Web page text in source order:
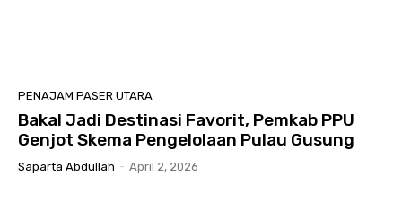
PENAJAM PASER UTARA
Bakal Jadi Destinasi Favorit, Pemkab PPU
Genjot Skema Pengelolaan Pulau Gusung
Saparta Abdullah - April 2, 2026